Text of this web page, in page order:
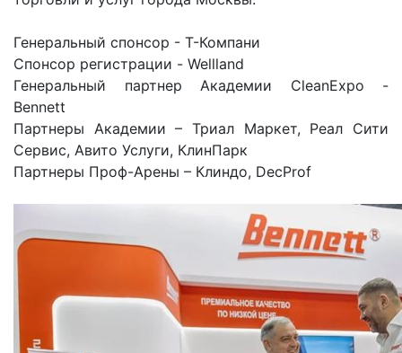
Генеральный спонсор - Т-Компани
Спонсор регистрации - Wellland
Генеральный партнер Академии CleanExpo -
Bennett
Партнеры Академии – Триал Маркет, Реал Сити
Сервис, Авито Услуги, КлинПарк
Партнеры Проф-Арены – Клиндо, DecProf